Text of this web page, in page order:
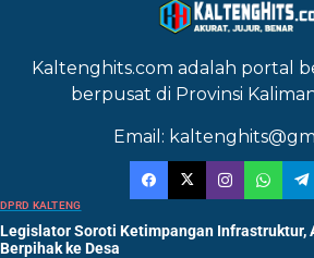
Kaltenghits.com adalah portal
berpusat di Provinsi
Email:
DPRD KALTENG
Legislator Soroti Ketimpangan Infrastruktur,
Berpihak ke Desa